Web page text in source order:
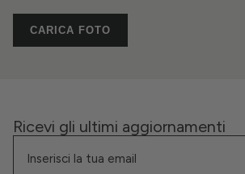
CARICA FOTO
Ricevi gli ultimi aggiornamenti